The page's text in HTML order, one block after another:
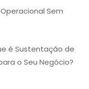
Sem
é Sustentação de
o Seu Negócio?